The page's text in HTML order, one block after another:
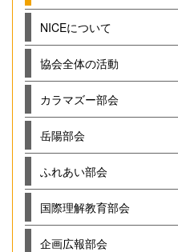
NICEについて
協会全体の活動
カラマズー部会
岳陽部会
ふれあい部会
国際理解教育部会
企画広報部会